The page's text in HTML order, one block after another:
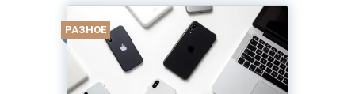
РАЗНОЕ